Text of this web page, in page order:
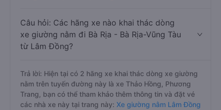
Câu hỏi: Các hãng xe nào khai thác dòng
xe giường nằm đi Bà Rịa - Bà Rịa-Vũng Tàu
từ Lâm Đồng?
Trả lời: Hiện tại có 2 hãng xe khai thác dòng xe giường
nằm trên tuyến đường này là xe Thảo Hồng, Phương
Trang, bạn có thể tham khảo thêm thông tin và đặt vé
các nhà xe này tại trang này: Xe giường nằm Lâm Đồng